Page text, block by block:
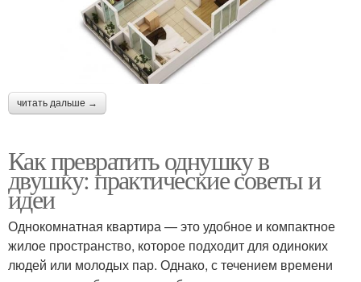
читать дальше →
Как превратить однушку в
двушку: практические советы и
идеи
Однокомнатная квартира — это удобное и компактное
жилое пространство, которое подходит для одиноких
людей или молодых пар. Однако, с течением времени